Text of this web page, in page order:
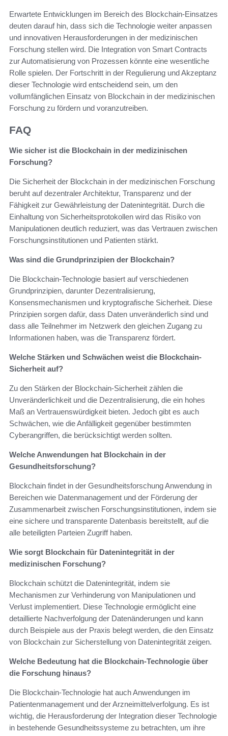
Erwartete Entwicklungen im Bereich des Blockchain-Einsatzes
deuten darauf hin, dass sich die Technologie weiter anpassen
und innovativen Herausforderungen in der medizinischen
Forschung stellen wird. Die Integration von Smart Contracts
zur Automatisierung von Prozessen könnte eine wesentliche
Rolle spielen. Der Fortschritt in der Regulierung und Akzeptanz
dieser Technologie wird entscheidend sein, um den
vollumfänglichen Einsatz von Blockchain in der medizinischen
Forschung zu fördern und voranzutreiben.
FAQ
Wie sicher ist die Blockchain in der medizinischen
Forschung?
Die Sicherheit der Blockchain in der medizinischen Forschung
beruht auf dezentraler Architektur, Transparenz und der
Fähigkeit zur Gewährleistung der Datenintegrität. Durch die
Einhaltung von Sicherheitsprotokollen wird das Risiko von
Manipulationen deutlich reduziert, was das Vertrauen zwischen
Forschungsinstitutionen und Patienten stärkt.
Was sind die Grundprinzipien der Blockchain?
Die Blockchain-Technologie basiert auf verschiedenen
Grundprinzipien, darunter Dezentralisierung,
Konsensmechanismen und kryptografische Sicherheit. Diese
Prinzipien sorgen dafür, dass Daten unveränderlich sind und
dass alle Teilnehmer im Netzwerk den gleichen Zugang zu
Informationen haben, was die Transparenz fördert.
Welche Stärken und Schwächen weist die Blockchain-
Sicherheit auf?
Zu den Stärken der Blockchain-Sicherheit zählen die
Unveränderlichkeit und die Dezentralisierung, die ein hohes
Maß an Vertrauenswürdigkeit bieten. Jedoch gibt es auch
Schwächen, wie die Anfälligkeit gegenüber bestimmten
Cyberangriffen, die berücksichtigt werden sollten.
Welche Anwendungen hat Blockchain in der
Gesundheitsforschung?
Blockchain findet in der Gesundheitsforschung Anwendung in
Bereichen wie Datenmanagement und der Förderung der
Zusammenarbeit zwischen Forschungsinstitutionen, indem sie
eine sichere und transparente Datenbasis bereitstellt, auf die
alle beteiligten Parteien Zugriff haben.
Wie sorgt Blockchain für Datenintegrität in der
medizinischen Forschung?
Blockchain schützt die Datenintegrität, indem sie
Mechanismen zur Verhinderung von Manipulationen und
Verlust implementiert. Diese Technologie ermöglicht eine
detaillierte Nachverfolgung der Datenänderungen und kann
durch Beispiele aus der Praxis belegt werden, die den Einsatz
von Blockchain zur Sicherstellung von Datenintegrität zeigen.
Welche Bedeutung hat die Blockchain-Technologie über
die Forschung hinaus?
Die Blockchain-Technologie hat auch Anwendungen im
Patientenmanagement und der Arzneimittelverfolgung. Es ist
wichtig, die Herausforderung der Integration dieser Technologie
in bestehende Gesundheitssysteme zu betrachten, um ihre